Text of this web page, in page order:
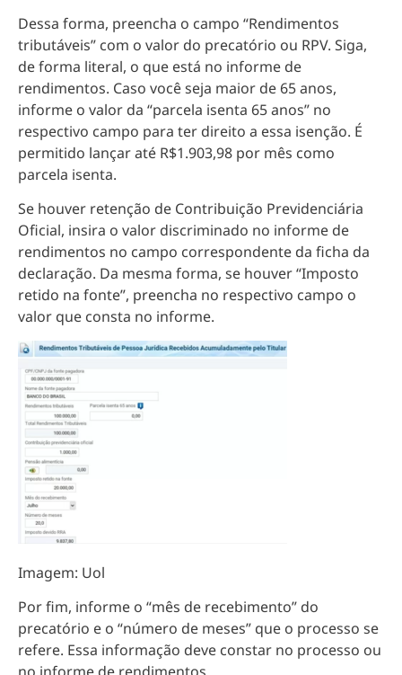
Dessa forma, preencha o campo “Rendimentos
tributáveis” com o valor do precatório ou RPV. Siga,
de forma literal, o que está no informe de
rendimentos. Caso você seja maior de 65 anos,
informe o valor da “parcela isenta 65 anos” no
respectivo campo para ter direito a essa isenção. É
permitido lançar até R$1.903,98 por mês como
parcela isenta.
Se houver retenção de Contribuição Previdenciária
Oficial, insira o valor discriminado no informe de
rendimentos no campo correspondente da ficha da
declaração. Da mesma forma, se houver “Imposto
retido na fonte”, preencha no respectivo campo o
valor que consta no informe.
Imagem: Uol
Por fim, informe o “mês de recebimento” do
precatório e o “número de meses” que o processo se
refere. Essa informação deve constar no processo ou